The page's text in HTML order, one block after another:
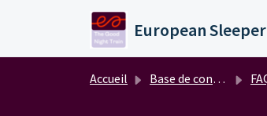
European Sleeper
Accueil Base de connaissances